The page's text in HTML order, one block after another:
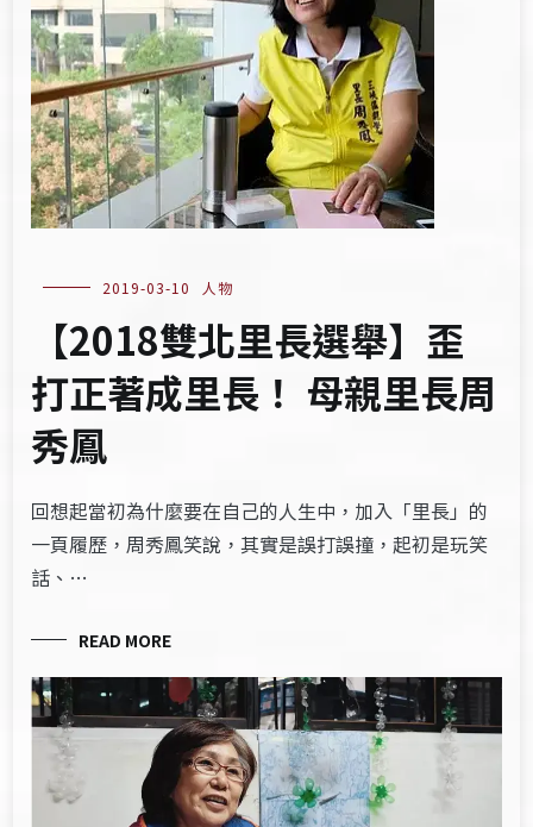
2019-03-10 人物
【2018雙北里長選舉】歪
打正著成里長！ 母親里長周
秀鳳
回想起當初為什麼要在自己的人生中，加入「里長」的
一頁履歷，周秀鳳笑說，其實是誤打誤撞，起初是玩笑
話、…
READ MORE